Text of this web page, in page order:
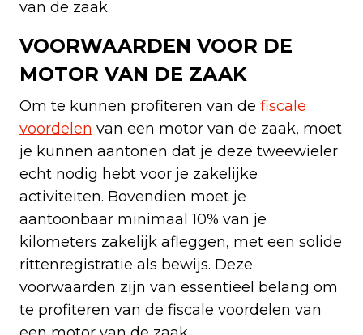
van de zaak.
VOORWAARDEN VOOR DE
MOTOR VAN DE ZAAK
Om te kunnen profiteren van de fiscale
voordelen van een motor van de zaak, moet
je kunnen aantonen dat je deze tweewieler
echt nodig hebt voor je zakelijke
activiteiten. Bovendien moet je
aantoonbaar minimaal 10% van je
kilometers zakelijk afleggen, met een solide
rittenregistratie als bewijs. Deze
voorwaarden zijn van essentieel belang om
te profiteren van de fiscale voordelen van